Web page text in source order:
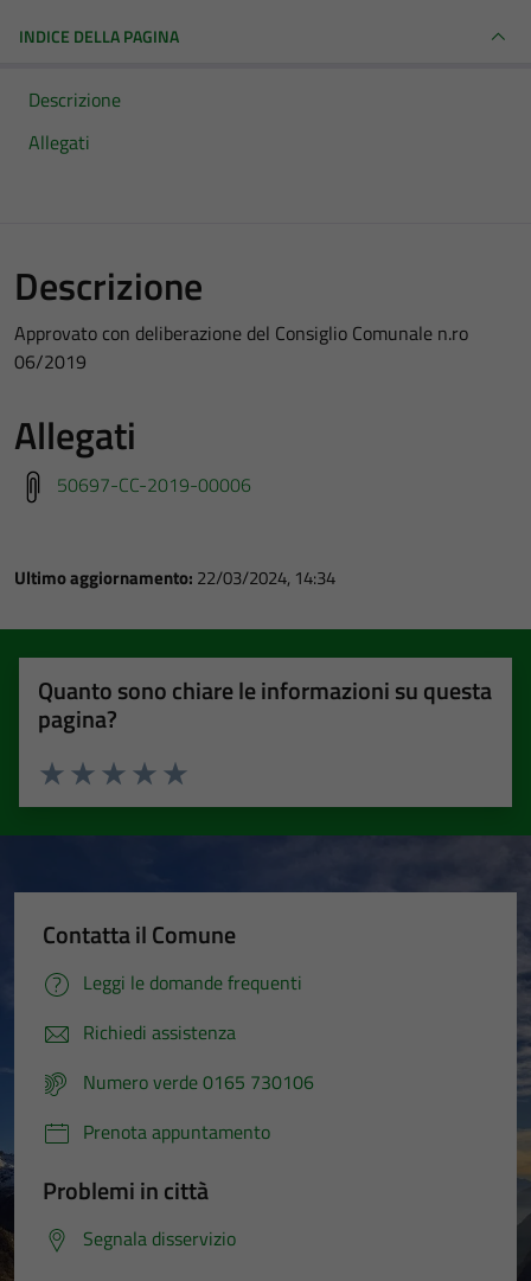
INDICE DELLA PAGINA
Descrizione
Allegati
Descrizione
Approvato con deliberazione del Consiglio Comunale n.ro
06/2019
Allegati
50697-CC-2019-00006
Ultimo aggiornamento: 22/03/2024, 14:34
Quanto sono chiare le informazioni su questa
pagina?
Valuta 5 stelle su 5
Valuta 4 stelle su 5
Valuta 3 stelle su 5
Valuta 2 stelle su 5
Valuta 1 stelle su 5
Contatta il Comune
Leggi le domande frequenti
Richiedi assistenza
Numero verde 0165 730106
Prenota appuntamento
Problemi in città
Segnala disservizio